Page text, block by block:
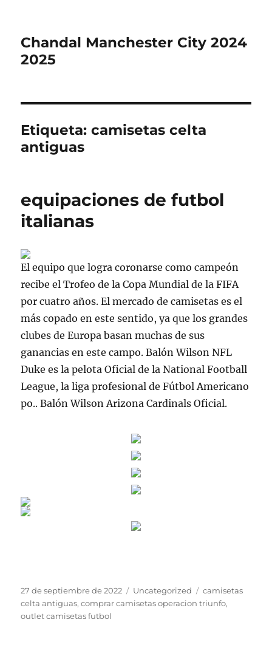
Chandal Manchester City 2024
2025
Etiqueta:camisetas celta
antiguas
equipaciones de futbol
italianas
El equipo que logra coronarse como campeón
recibe el Trofeo de la Copa Mundial de la FIFA
por cuatro años. El mercado de camisetas es el
más copado en este sentido, ya que los grandes
clubes de Europa basan muchas de sus
ganancias en este campo. Balón Wilson NFL
Duke es la pelota Oficial de la National Football
League, la liga profesional de Fútbol Americano
po.. Balón Wilson Arizona Cardinals Oficial.
Publicado
el
27 de septiembre de 2022 Categorías
Uncategorized Etiquetas
camisetas
celta antiguas,comprar camisetas operacion triunfo,
outlet camisetas futbol